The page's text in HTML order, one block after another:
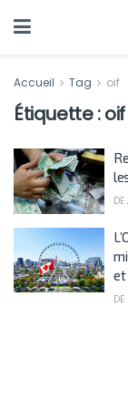
Accueil Tag oif
Étiquette :oif
DE
et
DE